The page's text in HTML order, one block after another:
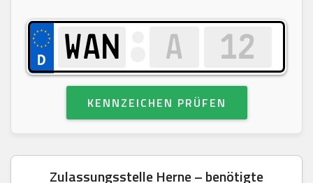
KENNZEICHEN PRÜFEN
Zulassungsstelle Herne – benötigte